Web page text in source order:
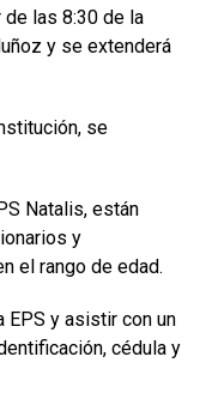
las 8:30 de la
y se extenderá
se
Natalis, están
y
el rango de edad.
EPS y asistir con un
cédula y